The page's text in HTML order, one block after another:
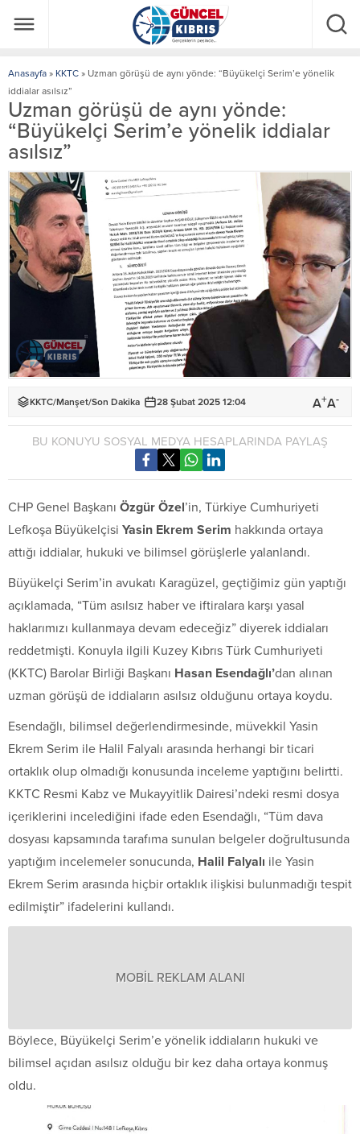
Anasayfa » KKTC » Uzman görüşü de aynı yönde: “Büyükelçi Serim’e yönelik
iddialar asılsız”
Uzman görüşü de aynı yönde:
“Büyükelçi Serim’e yönelik iddialar
asılsız”
KKTC/Manşet/Son Dakika 28 Şubat 2025 12:04 A+A-
BU KONUYU SOSYAL MEDYA HESAPLARINDA PAYLAŞ
CHP Genel Başkanı Özgür Özel’in, Türkiye Cumhuriyeti
Lefkoşa Büyükelçisi Yasin Ekrem Serim hakkında ortaya
attığı iddialar, hukuki ve bilimsel görüşlerle yalanlandı.
Büyükelçi Serim’in avukatı Karagüzel, geçtiğimiz gün yaptığı
açıklamada, “Tüm asılsız haber ve iftiralara karşı yasal
haklarımızı kullanmaya devam edeceğiz” diyerek iddiaları
reddetmişti. Konuyla ilgili Kuzey Kıbrıs Türk Cumhuriyeti
(KKTC) Barolar Birliği Başkanı Hasan Esendağlı’dan alınan
uzman görüşü de iddiaların asılsız olduğunu ortaya koydu.
Esendağlı, bilimsel değerlendirmesinde, müvekkil Yasin
Ekrem Serim ile Halil Falyalı arasında herhangi bir ticari
ortaklık olup olmadığı konusunda inceleme yaptığını belirtti.
KKTC Resmi Kabz ve Mukayyitlik Dairesi’ndeki resmi dosya
içeriklerini incelediğini ifade eden Esendağlı, “Tüm dava
dosyası kapsamında tarafıma sunulan belgeler doğrultusunda
yaptığım incelemeler sonucunda, Halil Falyalı ile Yasin
Ekrem Serim arasında hiçbir ortaklık ilişkisi bulunmadığı tespit
edilmiştir” ifadelerini kullandı.
MOBİL REKLAM ALANI
Böylece, Büyükelçi Serim’e yönelik iddiaların hukuki ve
bilimsel açıdan asılsız olduğu bir kez daha ortaya konmuş
oldu.